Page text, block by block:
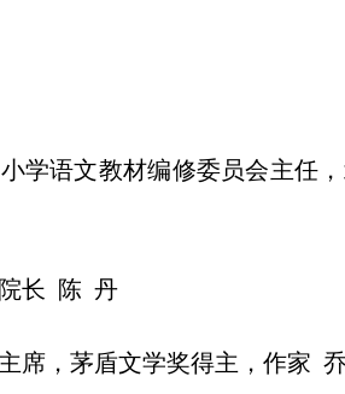
语文教材编修委员会主任，
长 陈 丹
，茅盾文学奖得主，作家